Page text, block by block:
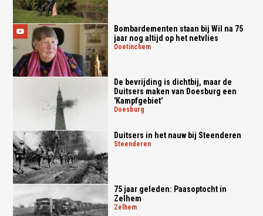
Bombardementen staan bij Wil na 75
jaar nog altijd op het netvlies
doetinchem
De bevrijding is dichtbij, maar de
Duitsers maken van Doesburg een
'Kampfgebiet'
doesburg
Duitsers in het nauw bij Steenderen
steenderen
75 jaar geleden: Paasoptocht in
Zelhem
zelhem